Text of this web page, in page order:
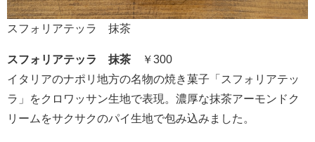
スフォリアテッラ 抹茶
スフォリアテッラ 抹茶 ￥300
イタリアのナポリ地方の名物の焼き菓子「スフォリアテッ
ラ」をクロワッサン生地で表現。濃厚な抹茶アーモンドク
リームをサクサクのパイ生地で包み込みました。